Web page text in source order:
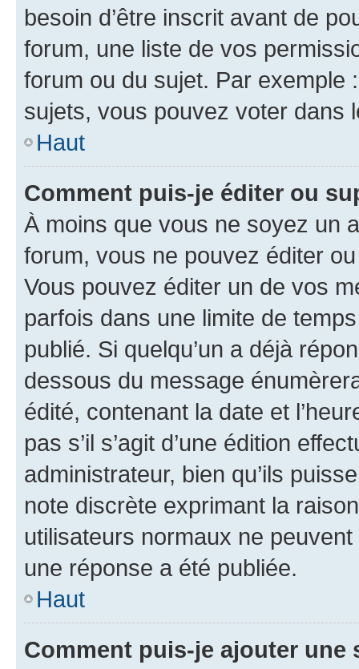
besoin d’être inscrit avant de
forum, une liste de vos
forum ou du sujet. Par exemple
sujets, vous pouvez voter dans
Haut
Comment puis-je éditer ou
À moins que vous ne soyez un
forum, vous ne pouvez éditer
Vous pouvez éditer un de vos
parfois dans une limite de
publié. Si quelqu’un a déjà
dessous du message
édité, contenant la date et
pas s’il s’agit d’une édition
administrateur, bien qu’ils
note discrète exprimant la
utilisateurs normaux ne
une réponse a été publiée.
Haut
Comment puis-je ajouter une